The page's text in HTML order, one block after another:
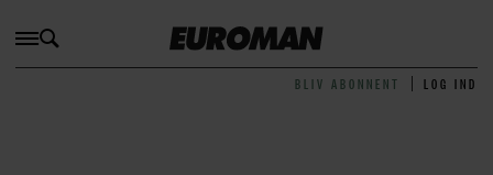
BLIV ABONNENT LOG IND